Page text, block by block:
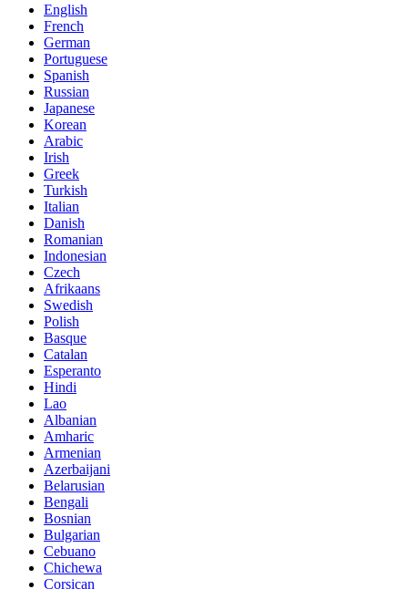
English
French
German
Portuguese
Spanish
Russian
Japanese
Korean
Arabic
Irish
Greek
Turkish
Italian
Danish
Romanian
Indonesian
Czech
Afrikaans
Swedish
Polish
Basque
Catalan
Esperanto
Hindi
Lao
Albanian
Amharic
Armenian
Azerbaijani
Belarusian
Bengali
Bosnian
Bulgarian
Cebuano
Chichewa
Corsican